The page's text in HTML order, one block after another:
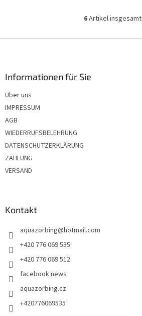
S
e
6Artikel insgesamt
Informationen für Sie
Über uns
IMPRESSUM
AGB
WIEDERRUFSBELEHRUNG
DATENSCHUTZERKLÄRUNG
ZAHLUNG
VERSAND
Kontakt
aquazorbing@hotmail.com
+420 776 069 535
+420 776 069 512
facebook news
aquazorbing.cz
+420776069535